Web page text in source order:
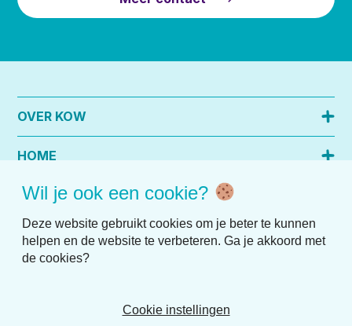
OVER KOW
HOME
PRAKTISCHE INFO
Wil je ook een cookie?
Deze website gebruikt cookies om je beter te kunnen
helpen en de website te verbeteren. Ga je akkoord met
de cookies?
Cookie instellingen